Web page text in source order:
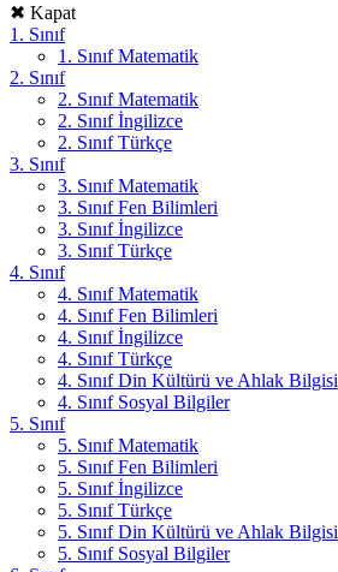
✖ Kapat
1. Sınıf
1. Sınıf Matematik
2. Sınıf
2. Sınıf Matematik
2. Sınıf İngilizce
2. Sınıf Türkçe
3. Sınıf
3. Sınıf Matematik
3. Sınıf Fen Bilimleri
3. Sınıf İngilizce
3. Sınıf Türkçe
4. Sınıf
4. Sınıf Matematik
4. Sınıf Fen Bilimleri
4. Sınıf İngilizce
4. Sınıf Türkçe
4. Sınıf Din Kültürü ve Ahlak Bilgisi
4. Sınıf Sosyal Bilgiler
5. Sınıf
5. Sınıf Matematik
5. Sınıf Fen Bilimleri
5. Sınıf İngilizce
5. Sınıf Türkçe
5. Sınıf Din Kültürü ve Ahlak Bilgisi
5. Sınıf Sosyal Bilgiler